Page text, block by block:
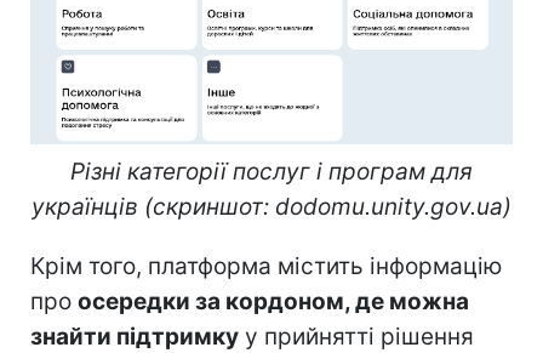
Різні категорії послуг і програм для
українців (скриншот: dodomu.unity.gov.ua)
Крім того, платформа містить інформацію
про осередки за кордоном, де можна
знайти підтримку у прийнятті рішення